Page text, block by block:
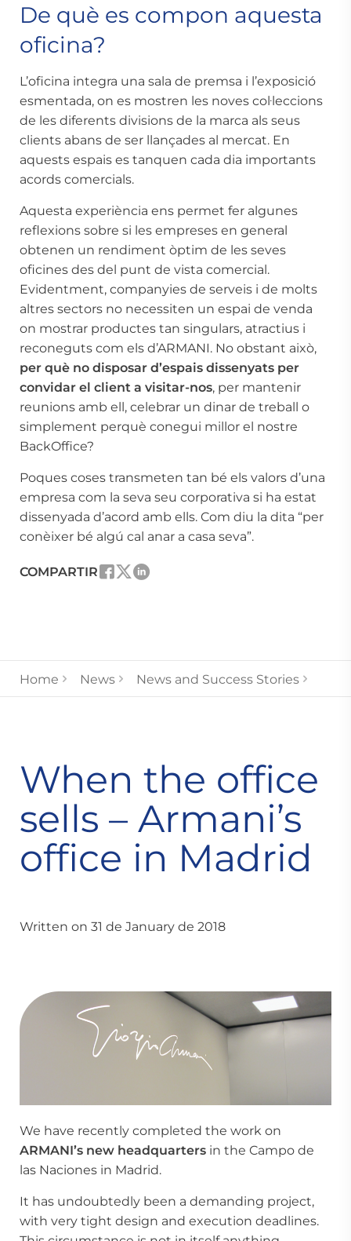
De què es compon aquesta
oficina?
L’oficina integra una sala de premsa i l’exposició
esmentada, on es mostren les noves col·leccions
de les diferents divisions de la marca als seus
clients abans de ser llançades al mercat. En
aquests espais es tanquen cada dia importants
acords comercials.
Aquesta experiència ens permet fer algunes
reflexions sobre si les empreses en general
obtenen un rendiment òptim de les seves
oficines des del punt de vista comercial.
Evidentment, companyies de serveis i de molts
altres sectors no necessiten un espai de venda
on mostrar productes tan singulars, atractius i
reconeguts com els d’ARMANI. No obstant això,
per què no disposar d’espais dissenyats per
convidar el client a visitar-nos, per mantenir
reunions amb ell, celebrar un dinar de treball o
simplement perquè conegui millor el nostre
BackOffice?
Poques coses transmeten tan bé els valors d’una
empresa com la seva seu corporativa si ha estat
dissenyada d’acord amb ells. Com diu la dita “per
conèixer bé algú cal anar a casa seva”.
COMPARTIR
Home News News and Success Stories
When the office
sells – Armani’s
office in Madrid
Written on 31 de January de 2018
We have recently completed the work on
ARMANI’s new headquarters in the Campo de
las Naciones in Madrid.
It has undoubtedly been a demanding project,
with very tight design and execution deadlines.